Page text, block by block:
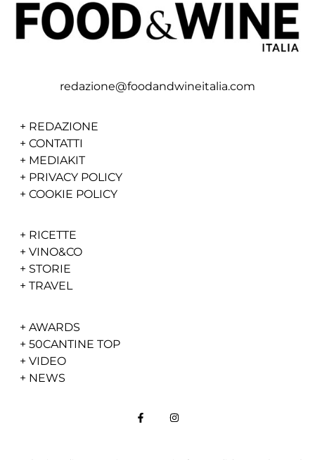
redazione@foodandwineitalia.com
+ REDAZIONE
+ CONTATTI
+ MEDIAKIT
+ PRIVACY POLICY
+ COOKIE POLICY
+ RICETTE
+ VINO&CO
+ STORIE
+ TRAVEL
+ AWARDS
+ 50CANTINE TOP
+ VIDEO
+ NEWS